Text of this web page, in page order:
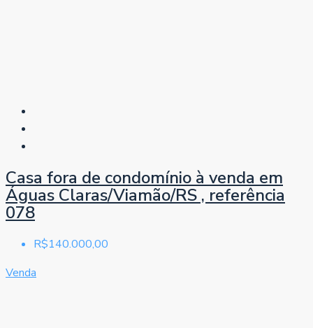
Casa fora de condomínio à venda em
Águas Claras/Viamão/RS , referência
078
R$140.000,00
Venda